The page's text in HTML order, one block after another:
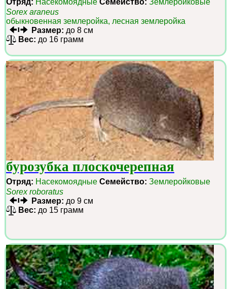
Sorex araneus
обыкновенная землеройка, лесная землеройка
Размер: до 8 см
Вес: до 16 грамм
бурозубка плоскочерепная
Отряд: Насекомоядные Семейство: Землеройковые
Sorex roboratus
Размер: до 9 см
Вес: до 15 грамм